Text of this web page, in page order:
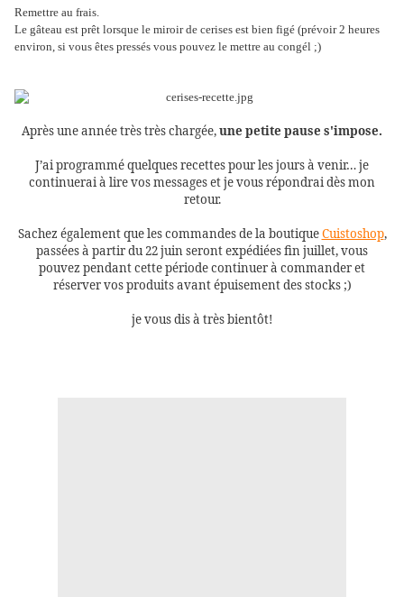
Remettre au frais.
Le gâteau est prêt lorsque le miroir de cerises est bien figé (prévoir 2 heures
environ, si vous êtes pressés vous pouvez le mettre au congél ;)
Après une année très très chargée,une petite pause s'impose.
J’ai programmé quelques recettes pour les jours à venir… je
continuerai à lire vos messages et je vous répondrai dès mon
retour.
Sachez également que les commandes de la boutiqueCuistoshop,
passées à partir du 22 juin seront expédiées fin juillet, vous
pouvez pendant cette période continuer à commander et
réserver vos produits avant épuisement des stocks ;)
je vous dis à très bientôt!